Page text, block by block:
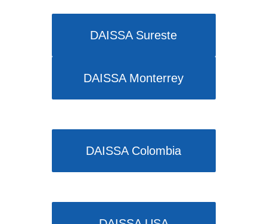
DAISSA Sureste
DAISSA Monterrey
DAISSA Colombia